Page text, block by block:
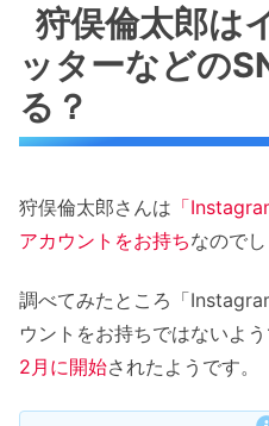
狩俣倫太郎は
ッターなどの
る？
狩俣倫太郎さんは 「
アカウントをお持ちなので
調べてみたところ「
ウントをお持ちではないよ
2月に開始されたようです。